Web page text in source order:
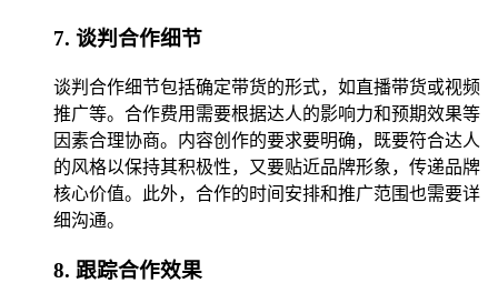
7. 谈判合作细节
谈判合作细节包括确定带货的形式，如直播带货或视频
推广等。合作费用需要根据达人的影响力和预期效果等
因素合理协商。内容创作的要求要明确，既要符合达人
的风格以保持其积极性，又要贴近品牌形象，传递品牌
核心价值。此外，合作的时间安排和推广范围也需要详
细沟通。
8. 跟踪合作效果